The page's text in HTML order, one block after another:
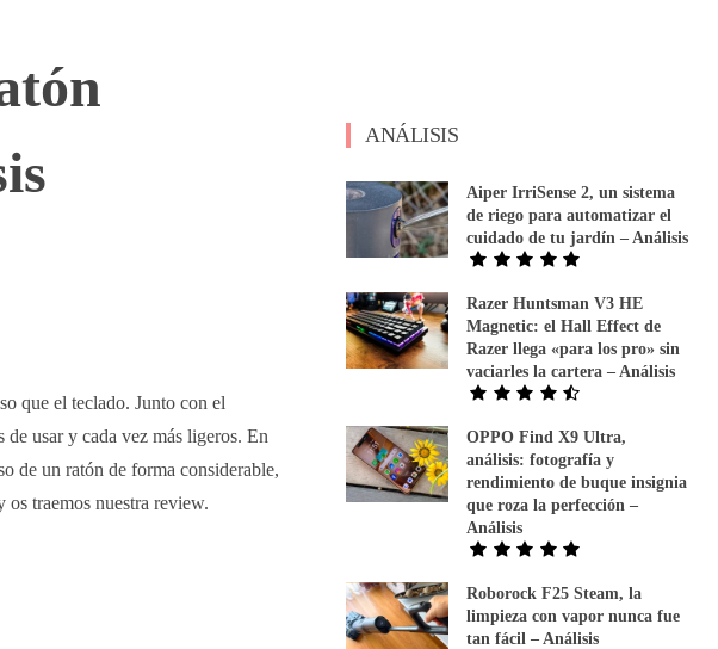
que el teclado. Junto con el
usar y cada vez más ligeros. En
de un ratón de forma considerable,
os traemos nuestra review.
ANÁLISIS
Aiper IrriSense 2, un sistema
de riego para automatizar el
cuidado de tu jardín – Análisis
Razer Huntsman V3 HE
Magnetic: el Hall Effect de
Razer llega «para los pro» sin
vaciarles la cartera – Análisis
OPPO Find X9 Ultra,
análisis: fotografía y
rendimiento de buque insignia
que roza la perfección –
Análisis
Roborock F25 Steam, la
limpieza con vapor nunca fue
tan fácil – Análisis